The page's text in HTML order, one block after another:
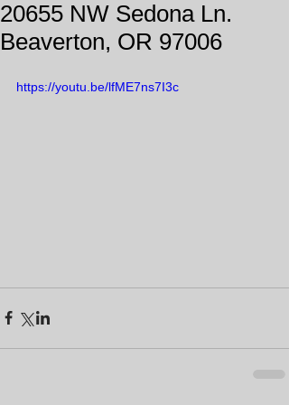
20655 NW Sedona Ln.
Beaverton, OR 97006
https://youtu.be/lfME7ns7I3c